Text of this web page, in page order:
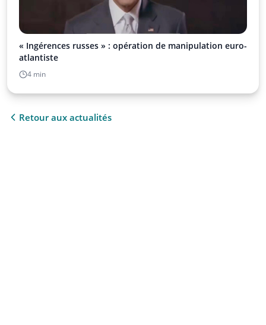
« Ingérences russes » : opération de manipulation euro-
atlantiste
4 min
Retour aux actualités